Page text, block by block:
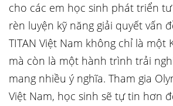
cho các em học sinh phát triển
rèn luyện kỹ năng giải quyết vấn
TITAN Việt Nam không chỉ là một
mà còn là một hành trình trải
mang nhiều ý nghĩa. Tham gia
Việt Nam, học sinh sẽ tự tin hơn